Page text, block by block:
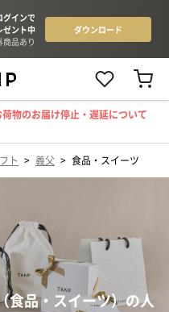
物のお届け停止・遅延について
ト > 義父 > 食品・スイーツ
食品・スイーツ）の人